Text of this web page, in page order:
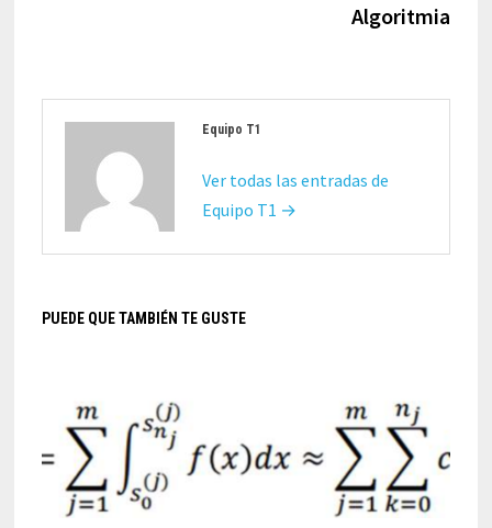
Algoritmia
Equipo T1
Ver todas las entradas de
Equipo T1 →
PUEDE QUE TAMBIÉN TE GUSTE